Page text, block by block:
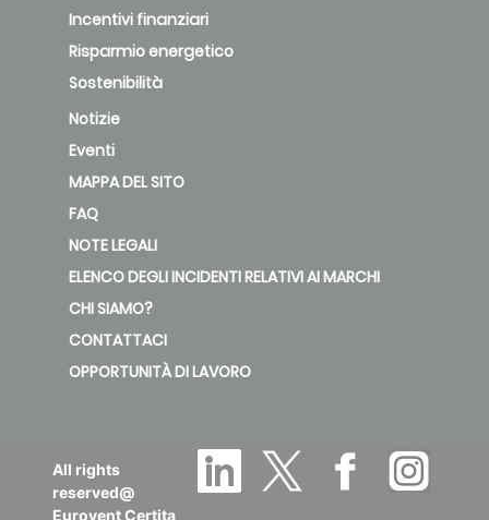
Incentivi finanziari
Risparmio energetico
Sostenibilità
Notizie
Eventi
MAPPA DEL SITO
FAQ
NOTE LEGALI
ELENCO DEGLI INCIDENTI RELATIVI AI MARCHI
CHI SIAMO?
CONTATTACI
OPPORTUNITÀ DI LAVORO
All rights
reserved@
Eurovent Certita